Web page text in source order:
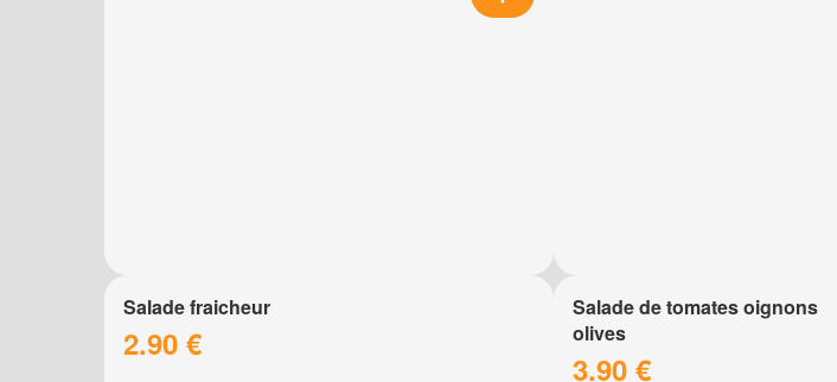
Salade fraicheur
2.90 €
Salade de tomates oignons
olives
3.90 €